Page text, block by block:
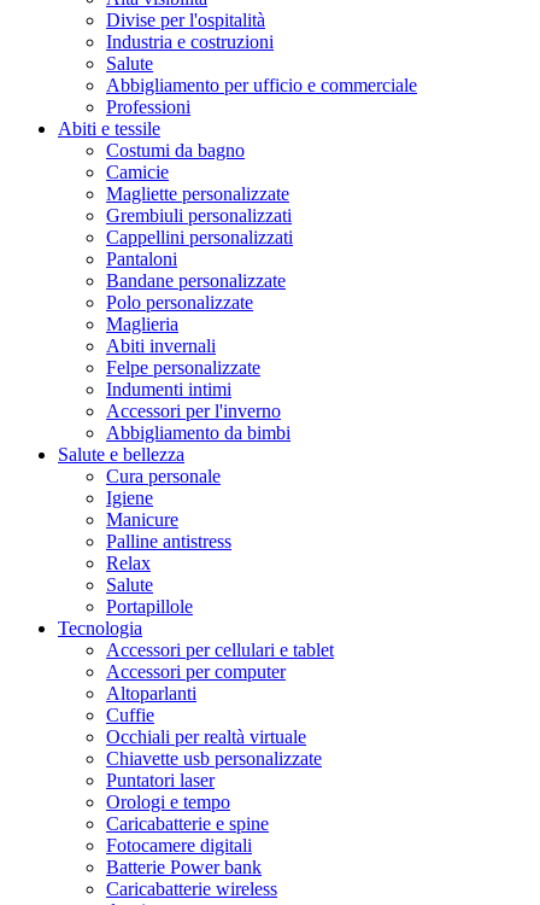
Divise per l'ospitalità
Industria e costruzioni
Salute
Abbigliamento per ufficio e commerciale
Professioni
Abiti e tessile
Costumi da bagno
Camicie
Magliette personalizzate
Grembiuli personalizzati
Cappellini personalizzati
Pantaloni
Bandane personalizzate
Polo personalizzate
Maglieria
Abiti invernali
Felpe personalizzate
Indumenti intimi
Accessori per l'inverno
Abbigliamento da bimbi
Salute e bellezza
Cura personale
Igiene
Manicure
Palline antistress
Relax
Salute
Portapillole
Tecnologia
Accessori per cellulari e tablet
Accessori per computer
Altoparlanti
Cuffie
Occhiali per realtà virtuale
Chiavette usb personalizzate
Puntatori laser
Orologi e tempo
Caricabatterie e spine
Fotocamere digitali
Batterie Power bank
Caricabatterie wireless